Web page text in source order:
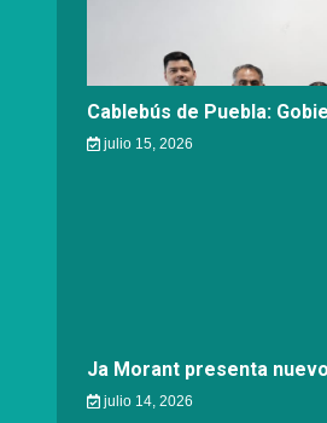
Cablebús de Puebla:
julio 15, 2026
Ja Morant presenta
julio 14, 2026